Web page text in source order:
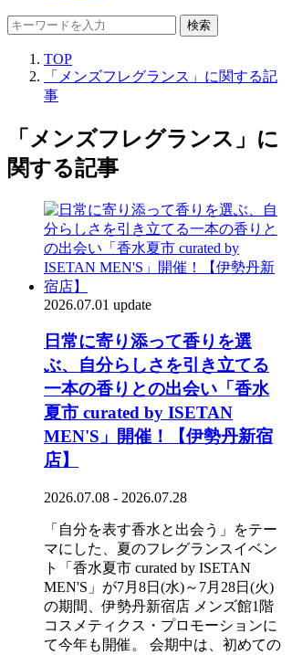
検索
TOP
「メンズフレグランス」に関する記
事
「メンズフレグランス」に
関する記事
2026.07.01 update
日常に寄り添って香りを選
ぶ、自分らしさを引き立てる
一本の香りとの出会い「香水
夏市 curated by ISETAN
MEN'S」開催！【伊勢丹新宿
店】
2026.07.08 - 2026.07.28
「自分を表す香水と出会う」をテー
マにした、夏のフレグランスイベン
ト「香水夏市 curated by ISETAN
MEN'S」が7月8日(水)～7月28日(火)
の期間、伊勢丹新宿店 メンズ館1階
コスメティクス・プロモーションに
て今年も開催。 会期中は、初めての